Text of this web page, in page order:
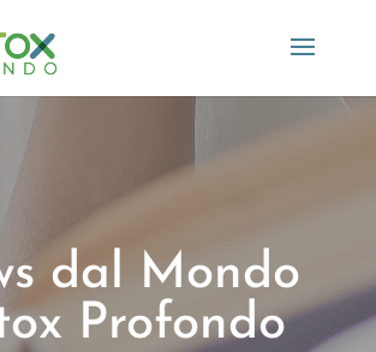
dal Mondo
Profondo